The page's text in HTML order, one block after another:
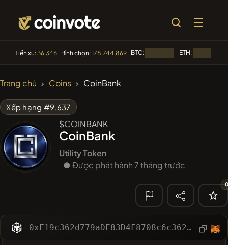
Tiền xu:36,346 Bình chọn:178,744,869 BTC: ETH:
POOPSIE
#98
PERFI PEEFITOKEN
#1008
GẦN ĐÂY
Trang chủ Coins CoinBank
Xếp hạng #9,637
$COINBANK
CoinBank
Utility Token
● Được phát hành 7 tháng trước
0xF19c362d779aDE83D4F8708c6c36297B6AD57528